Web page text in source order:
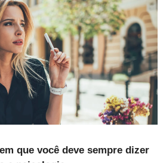
que você deve sempre dizer